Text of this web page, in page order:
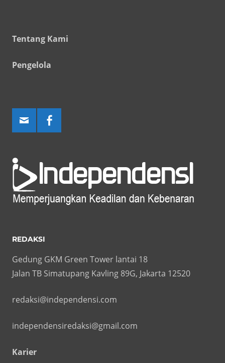
Tentang Kami
Pengelola
REDAKSI
Gedung GKM Green Tower lantai 18
Jalan TB Simatupang Kavling 89G, Jakarta 12520
redaksi@independensi.com
independensiredaksi@gmail.com
Karier